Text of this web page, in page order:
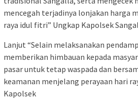
mencegah terjadinya lonjakan harga
raya idul fitri” Ungkap Kapolsek
Lanjut “Selain melaksanakan
memberikan himbauan kepada
pasar untuk tetap waspada dan
keamanan menjelang perayaan hari
Kapolsek